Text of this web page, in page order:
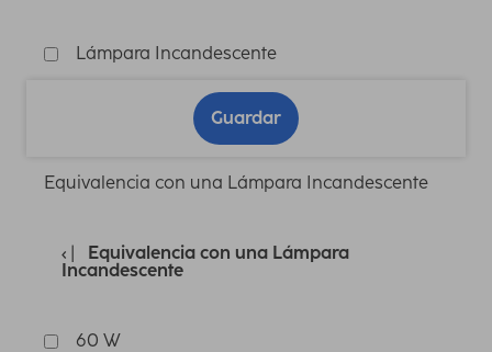
Lámpara Incandescente
Guardar
Equivalencia con una Lámpara Incandescente
Equivalencia con una Lámpara
Incandescente
60 W